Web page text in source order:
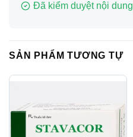
Đã kiểm duyệt nội dung
SẢN PHẨM TƯƠNG TỰ